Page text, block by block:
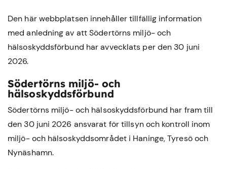
Den här webbplatsen innehåller tillfällig information
med anledning av att Södertörns miljö- och
hälsoskyddsförbund har avvecklats per den 30 juni
2026.
Södertörns miljö- och
hälsoskyddsförbund
Södertörns miljö- och hälsoskyddsförbund har fram till
den 30 juni 2026 ansvarat för tillsyn och kontroll inom
miljö- och hälsoskyddsområdet i Haninge,Tyresöoch
Nynäshamn.